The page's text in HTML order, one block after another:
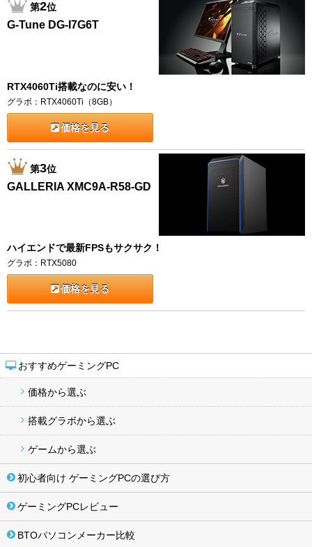
おすすめゲーミングPC
価格から選ぶ
搭載グラボから選ぶ
ゲームから選ぶ
初心者向け ゲーミングPCの選び方
ゲーミングPCレビュー
BTOパソコンメーカー比較
第2位
G-Tune DG-I7G6T
RTX4060Ti搭載なのに安い！
グラボ：RTX4060Ti（8GB）
価格を見る
第3位
GALLERIA XMC9A-R58-GD
ハイエンドで最新FPSもサクサク！
グラボ：RTX5080
価格を見る